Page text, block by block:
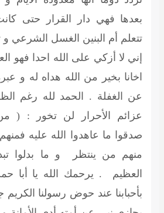
بعدها فهي دار القرار حتى
تتعلم أم البنين الغسل الشرعي
إني لا أزكي على الله احدا فهو
اخانا بخير من الله هداه له و
عن الغفلة . الحمد لله رغم
عزائم الأحرار لن تخور : (
صدقوا ما عاهدوا الله عليه
منهم من ينتظر و ما بدلوا
العظيم . يرحمك الله يا أبا
بأحبابنا عند حوض رسولنا